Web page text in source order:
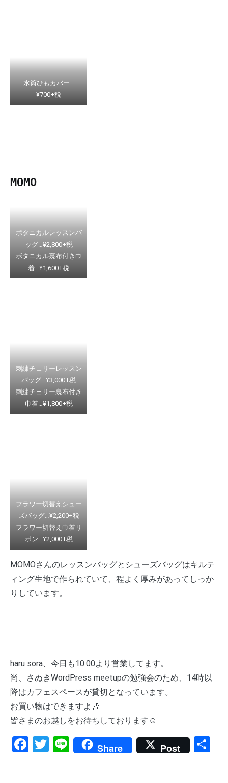
水筒ひもカバー…
¥700+税
MOMO
ボタニカルレッスンバ
ッグ…¥2,800+税
ボタニカル裏布付き巾
着…¥1,600+税
刺繍チェリーレッスン
バッグ…¥3,000+税
刺繍チェリー裏布付き
巾着…¥1,800+税
フラワー切替えシュー
ズバッグ…¥2,200+税
フラワー切替え巾着リ
ボン…¥2,000+税
MOMOさんのレッスンバッグとシューズバッグはキルテ
ィング生地で作られていて、程よく厚みがあってしっか
りしています。
haru sora、今日も10:00より営業してます。
尚、さぬきWordPress meetupの勉強会のため、14時以
降はカフェスペースが貸切となっています。
お買い物はできますよ🎶
皆さまのお越しをお待ちしております☺️
Facebook
Twitter
LineShare Post